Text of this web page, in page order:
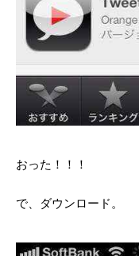
おった！！！
で、ダウンロード。